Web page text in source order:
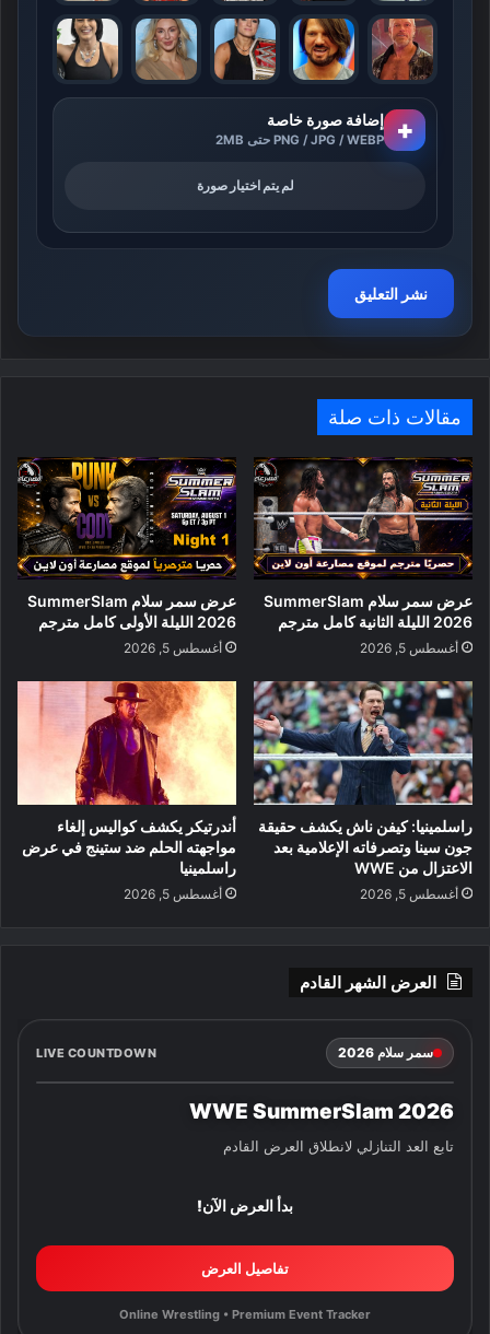
+ إضافة صورة خاصة
PNG / JPG / WEBP حتى 2MB
لم يتم اختيار صورة
مقالات ذات صلة
عرض سمر سلام SummerSlam
2026 الليلة الثانية كامل مترجم
أغسطس 5, 2026
عرض سمر سلام SummerSlam
2026 الليلة الأولى كامل مترجم
أغسطس 5, 2026
راسلمينيا: كيفن ناش يكشف حقيقة
جون سينا وتصرفاته الإعلامية بعد
الاعتزال من WWE
أغسطس 5, 2026
أندرتيكر يكشف كواليس إلغاء
مواجهته الحلم ضد ستينج في عرض
راسلمينيا
أغسطس 5, 2026
العرض الشهر القادم
سمر سلام 2026 LIVE COUNTDOWN
WWE SummerSlam 2026
تابع العد التنازلي لانطلاق العرض القادم
بدأ العرض الآن!
تفاصيل العرض
Online Wrestling • Premium Event Tracker